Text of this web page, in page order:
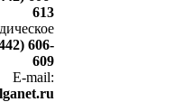
613
606-
609
E-mail: